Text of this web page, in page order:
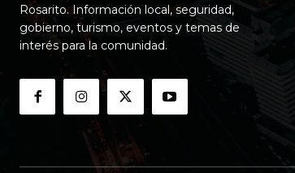
Rosarito. Información local, seguridad,
gobierno, turismo, eventos y temas de
interés para la comunidad.